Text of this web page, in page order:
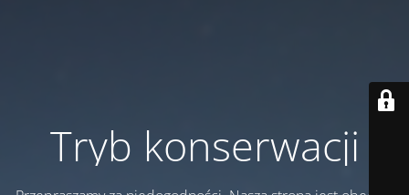
Tryb konserwacji